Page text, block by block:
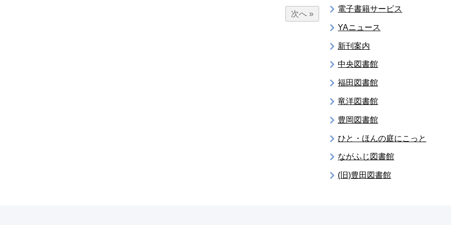
次へ »
電子書籍サービス
YAニュース
新刊案内
中央図書館
福田図書館
竜洋図書館
豊岡図書館
ひと・ほんの庭にこっと
ながふじ図書館
(旧)豊田図書館